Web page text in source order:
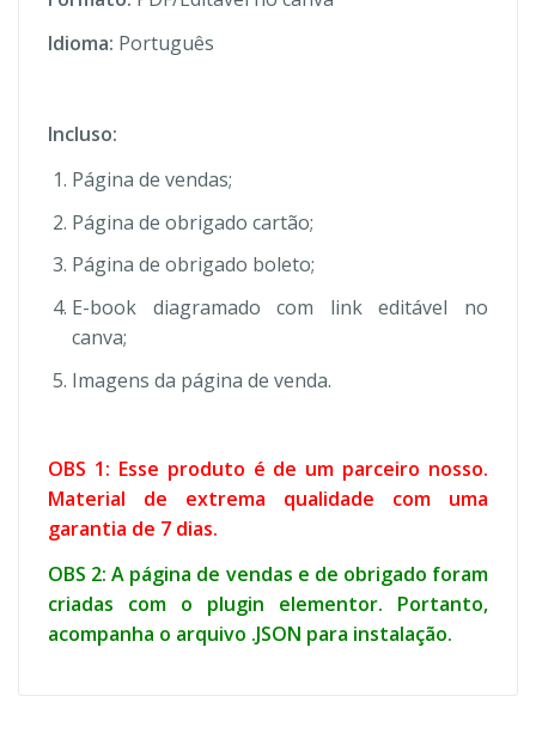
Idioma: Português
Incluso:
Página de vendas;
Página de obrigado cartão;
Página de obrigado boleto;
E-book diagramado com link editável no
canva;
Imagens da página de venda.
OBS 1: Esse produto é de um parceiro nosso.
Material de extrema qualidade com uma
garantia de 7 dias.
OBS 2: A página de vendas e de obrigado foram
criadas com o plugin elementor. Portanto,
acompanha o arquivo .JSON para instalação.